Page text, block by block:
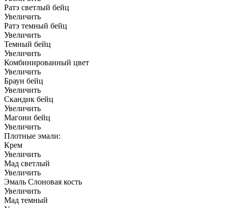
Ратэ светлый бейц
Увеличить
Ратэ темный бейц
Увеличить
Темный бейц
Увеличить
Комбинированный цвет
Увеличить
Браун бейц
Увеличить
Скандик бейц
Увеличить
Магони бейц
Увеличить
Плотные эмали:
Крем
Увеличить
Мад светлый
Увеличить
Эмаль Слоновая кость
Увеличить
Мад темный